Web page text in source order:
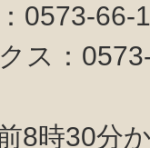
0573-
ス：
8時30分